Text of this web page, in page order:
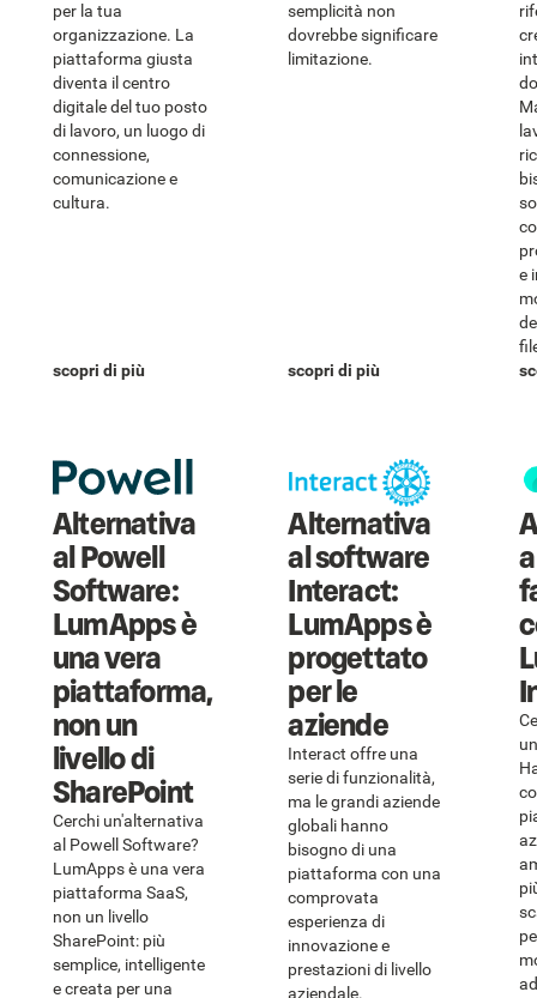
per la tua
organizzazione. La
piattaforma giusta
diventa il centro
digitale del tuo posto
di lavoro, un luogo di
connessione,
comunicazione e
cultura.
scopri di più
semplicità non
dovrebbe significare
limitazione.
scopri di più
e
Alternativa
al Powell
Software:
LumApps è
una vera
piattaforma,
non un
livello di
SharePoint
Cerchi un'alternativa
al Powell Software?
LumApps è una vera
piattaforma SaaS,
non un livello
SharePoint: più
semplice, intelligente
e creata per una
Alternativa
al software
Interact:
LumApps è
progettato
per le
aziende
Interact offre una
serie di funzionalità,
ma le grandi aziende
globali hanno
bisogno di una
piattaforma con una
comprovata
esperienza di
innovazione e
prestazioni di livello
aziendale.